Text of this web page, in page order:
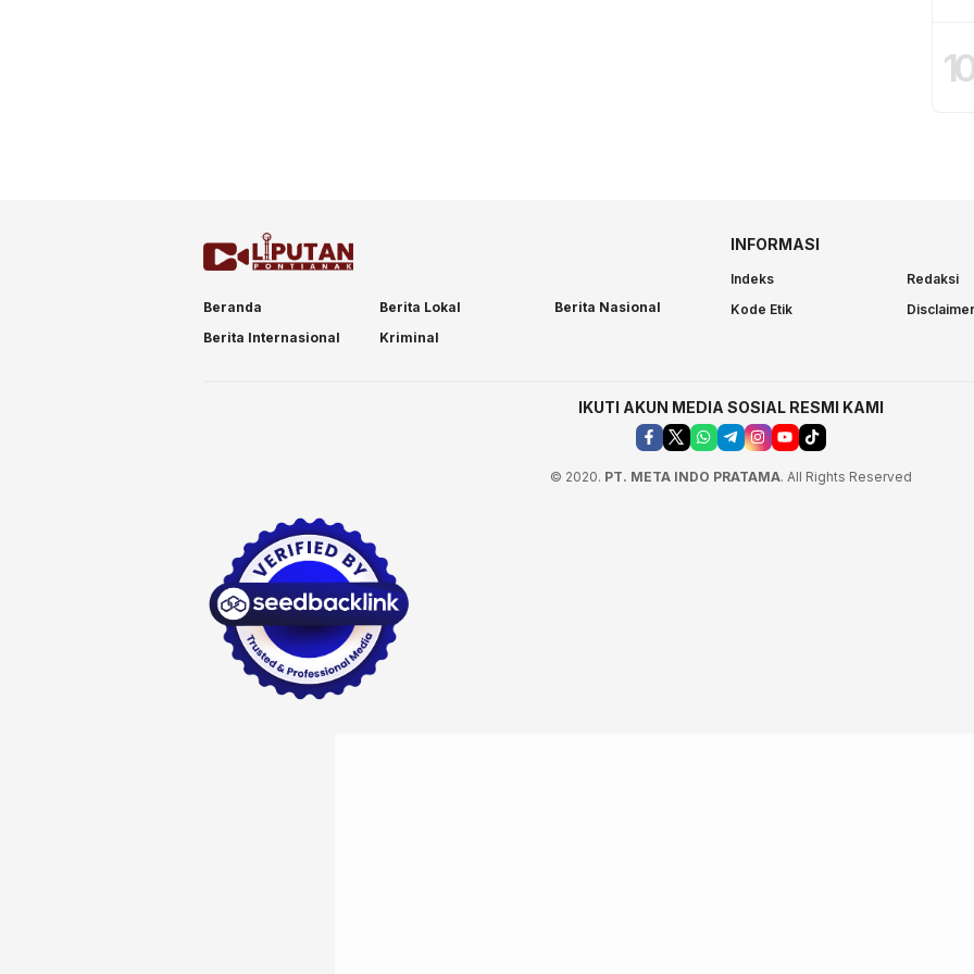
10
Beranda Berita Lokal
Berita Nasional
Berita Internasional
Kriminal
INFORMASI
Indeks Redaksi
Kode Etik
Disclaimer
IKUTI AKUN MEDIA SOSIAL RESMI KAMI
© 2020. PT. META INDO PRATAMA. All Rights Reserved